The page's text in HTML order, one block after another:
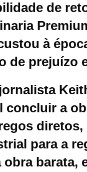
de
à
de prejuízo
concluir a
para a
obra barata,